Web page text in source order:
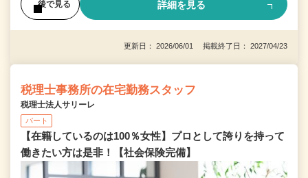
後で見る 詳細を見る
更新日： 2026/06/01 掲載終了日： 2027/04/23
税理士事務所の在宅勤務スタッフ
税理士法人サリーレ
パート
【在籍しているのは100％女性】プロとして誇りを持って
働きたい方は是非！【社会保険完備】